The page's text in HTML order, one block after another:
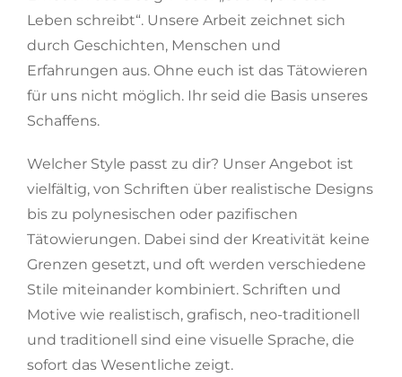
Leben schreibt“. Unsere Arbeit zeichnet sich
durch Geschichten, Menschen und
Erfahrungen aus. Ohne euch ist das Tätowieren
für uns nicht möglich. Ihr seid die Basis unseres
Schaffens.
Welcher Style passt zu dir? Unser Angebot ist
vielfältig, von Schriften über realistische Designs
bis zu polynesischen oder pazifischen
Tätowierungen. Dabei sind der Kreativität keine
Grenzen gesetzt, und oft werden verschiedene
Stile miteinander kombiniert. Schriften und
Motive wie realistisch, grafisch, neo-traditionell
und traditionell sind eine visuelle Sprache, die
sofort das Wesentliche zeigt.